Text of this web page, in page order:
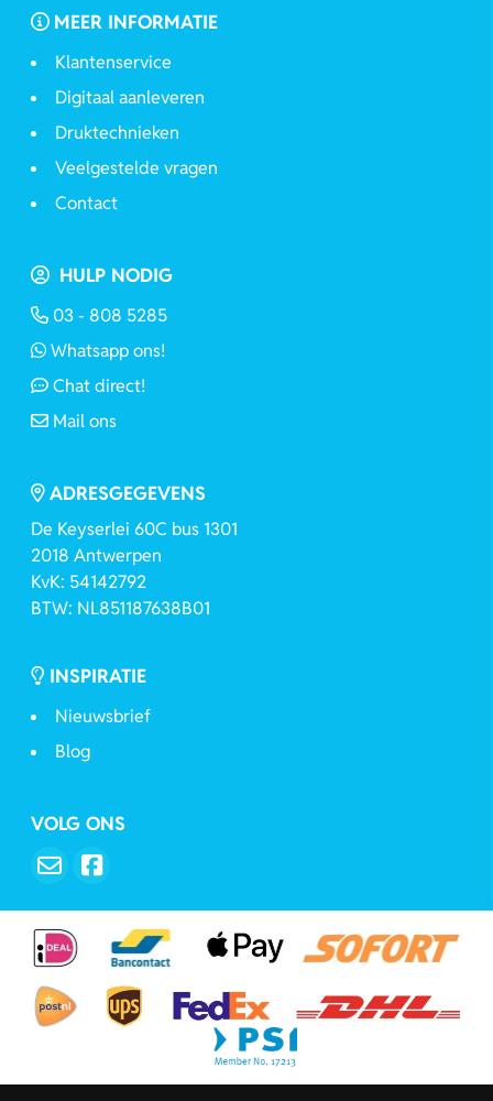
MEER INFORMATIE
Klantenservice
Digitaal aanleveren
Druktechnieken
Veelgestelde vragen
Contact
HULP NODIG
03 - 808 5285
Whatsapp ons!
Chat direct!
Mail ons
ADRESGEGEVENS
De Keyserlei 60C bus 1301
2018 Antwerpen
KvK: 54142792
BTW: NL851187638B01
INSPIRATIE
Nieuwsbrief
Blog
VOLG ONS